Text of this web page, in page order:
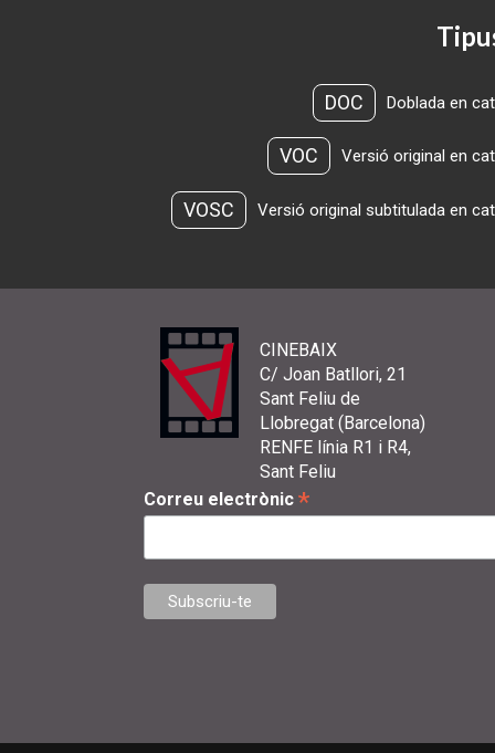
DOC Doblada en
VOC Versió original en
VOSC Versió original subtitulada en
CINEBAIX
C/ Joan Batllori, 21
Sant Feliu de
Llobregat (Barcelona)
RENFE línia R1 i R4,
Sant Feliu
Correu electrònic *